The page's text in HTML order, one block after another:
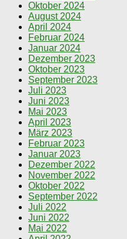
Oktober 2024
August 2024
April 2024
Februar 2024
Januar 2024
Dezember 2023
Oktober 2023
September 2023
Juli 2023
Juni 2023
Mai 2023
April 2023
März 2023
Februar 2023
Januar 2023
Dezember 2022
November 2022
Oktober 2022
September 2022
Juli 2022
Juni 2022
Mai 2022